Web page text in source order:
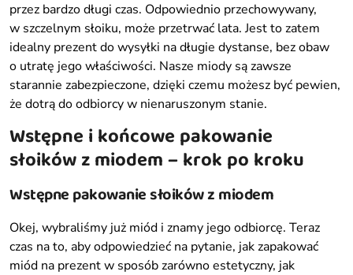
przez bardzo długi czas. Odpowiednio przechowywany,
w szczelnym słoiku, może przetrwać lata. Jest to zatem
idealny prezent do wysyłki na długie dystanse, bez obaw
o utratę jego właściwości. Nasze miody są zawsze
starannie zabezpieczone, dzięki czemu możesz być pewien,
że dotrą do odbiorcy w nienaruszonym stanie.
Wstępne i końcowe pakowanie
słoików z miodem – krok po kroku
Wstępne pakowanie słoików z miodem
Okej, wybraliśmy już miód i znamy jego odbiorcę. Teraz
czas na to, aby odpowiedzieć na pytanie, jak zapakować
miód na prezent w sposób zarówno estetyczny, jak